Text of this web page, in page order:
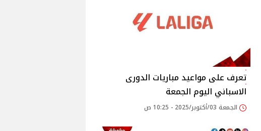
تعرف على مواعيد مباريات الدورى
الاسباني اليوم الجمعة
الجمعة 03/أكتوبر/2025 - 10:25 ص